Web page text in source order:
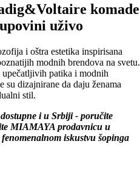
komade
uživo
i oštra estetika inspirisana
modnih brendova na svetu.
patika i modnih
dizajnirane da daju ženama
stil.
i u Srbiji - poručite
MIAMAYA prodavnicu u
iskustvu šopinga